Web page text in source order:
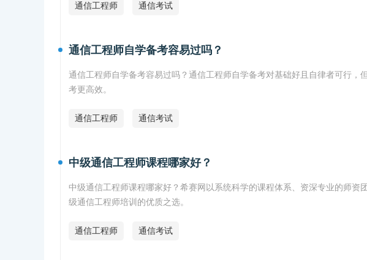
通信工程师 通信考试
通信工程师自学备考容易过吗？
通信工程师自学备考容易过吗？通信工程师自学备考对基础好且自律者可行，
考更高效。
通信工程师 通信考试
中级通信工程师课程哪家好？
中级通信工程师课程哪家好？希赛网以系统科学的课程体系、资深专业的师资
级通信工程师培训的优质之选。
通信工程师 通信考试